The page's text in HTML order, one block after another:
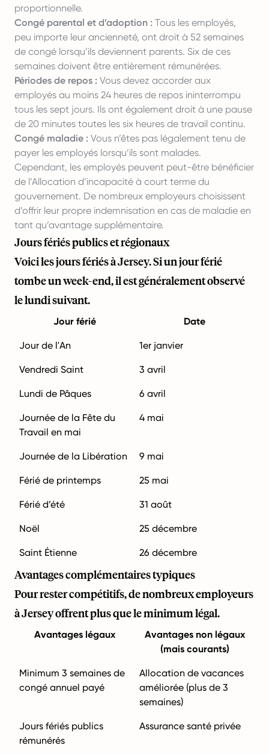
proportionnelle.
Congé parental et d’adoption : Tous les employés,
peu importe leur ancienneté, ont droit à 52 semaines
de congé lorsqu’ils deviennent parents. Six de ces
semaines doivent être entièrement rémunérées.
Périodes de repos : Vous devez accorder aux
employés au moins 24 heures de repos ininterrompu
tous les sept jours. Ils ont également droit à une pause
de 20 minutes toutes les six heures de travail continu.
Congé maladie : Vous n’êtes pas légalement tenu de
payer les employés lorsqu’ils sont malades.
Cependant, les employés peuvent peut-être bénéficier
de l’Allocation d’incapacité à court terme du
gouvernement. De nombreux employeurs choisissent
d’offrir leur propre indemnisation en cas de maladie en
tant qu’avantage supplémentaire.
Jours fériés publics et régionaux
Voici les jours fériés à Jersey. Si un jour férié
tombe un week-end, il est généralement observé
le lundi suivant.
Jour férié Date
Jour de l'An 1er janvier
Vendredi Saint 3 avril
Lundi de Pâques 6 avril
Journée de la Fête du
Travail en mai
4 mai
Journée de la Libération 9 mai
Férié de printemps 25 mai
Férié d’été 31 août
Noël 25 décembre
Saint Étienne 26 décembre
Avantages complémentaires typiques
Pour rester compétitifs, de nombreux employeurs
à Jersey offrent plus que le minimum légal.
Avantages légaux
Avantages non légaux
(mais courants)
Minimum 3 semaines de
congé annuel payé
Allocation de vacances
améliorée (plus de 3
semaines)
Jours fériés publics
rémunérés
Assurance santé privée